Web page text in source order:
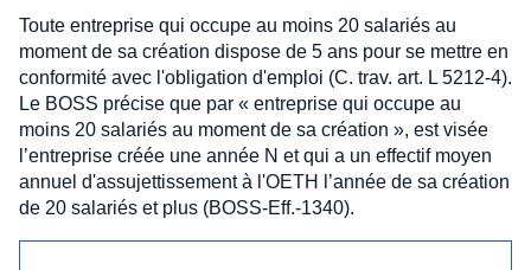
Toute entreprise qui occupe au moins 20 salariés au
moment de sa création dispose de 5 ans pour se mettre en
conformité avec l'obligation d'emploi (C. trav. art. L 5212-4).
Le BOSS précise que par « entreprise qui occupe au
moins 20 salariés au moment de sa création », est visée
l’entreprise créée une année N et qui a un effectif moyen
annuel d'assujettissement à l'OETH l’année de sa création
de 20 salariés et plus (BOSS-Eff.-1340).